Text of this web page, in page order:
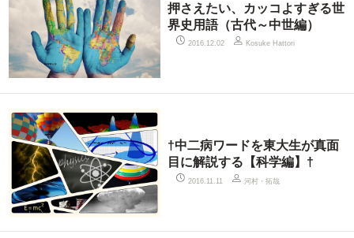
押さえたい、カッコよすぎる世
界史用語（古代～中世編）
2016.12.02 Kosuke Hattori
†中二病ワードを東大生が真面
目に解説する【科学編】†
2016.11.11 河村・拓哉